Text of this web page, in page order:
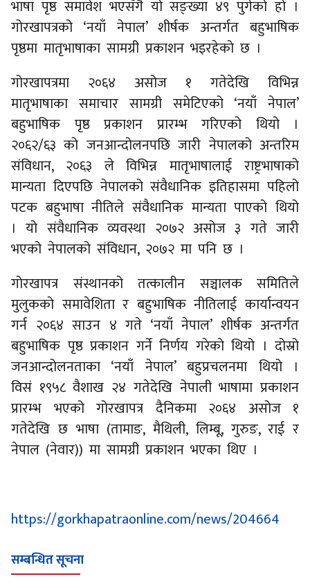
पछिल्लो पटक अति सीमान्तकृत सन्थाल, हायु र बोटे
भाषा पृष्ठ समावेश भएसँगै यो सङ्ख्या ४९ पुगेको हो ।
गोरखापत्रको ‘नयाँ नेपाल’ शीर्षक अन्तर्गत बहुभाषिक
पृष्ठमा मातृभाषाका सामग्री प्रकाशन भइरहेको छ ।
गोरखापत्रमा २०६४ असोज १ गतेदेखि विभिन्न
मातृभाषाका समाचार सामग्री समेटिएको ‘नयाँ नेपाल’
बहुभाषिक पृष्ठ प्रकाशन प्रारम्भ गरिएको थियो ।
२०६२/६३ को जनआन्दोलनपछि जारी नेपालको अन्तरिम
संविधान, २०६३ ले विभिन्न मातृभाषालाई राष्ट्रभाषाको
मान्यता दिएपछि नेपालको संवैधानिक इतिहासमा पहिलो
पटक बहुभाषा नीतिले संवैधानिक मान्यता पाएको थियो
। यो संवैधानिक व्यवस्था २०७२ असोज ३ गते जारी
भएको नेपालको संविधान, २०७२ मा पनि छ ।
गोरखापत्र संस्थानको तत्कालीन सञ्चालक समितिले
मुलुकको समावेशिता र बहुभाषिक नीतिलाई कार्यान्वयन
गर्न २०६४ साउन ४ गते ‘नयाँ नेपाल’ शीर्षक अन्तर्गत
बहुभाषिक पृष्ठ प्रकाशन गर्ने निर्णय गरेको थियो । दोस्रो
जनआन्दोलनताका ‘नयाँ नेपाल’ बहुप्रचलनमा थियो ।
विसं १९५८ वैशाख २४ गतेदेखि नेपाली भाषामा प्रकाशन
प्रारम्भ भएको गोरखापत्र दैनिकमा २०६४ असोज १
गतेदेखि छ भाषा (तामाङ, मैथिली, लिम्बू, गुरुङ, राई र
https://gorkhapatraonline.com/news/204664